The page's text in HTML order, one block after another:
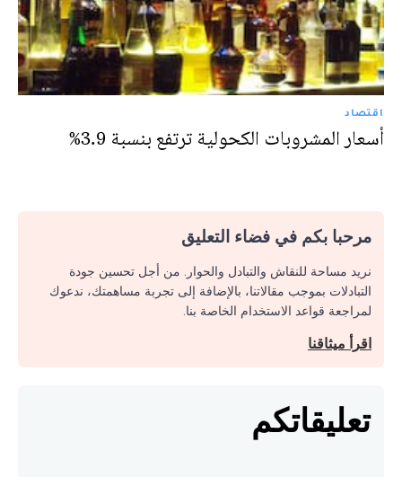
اقتصاد
أسعار المشروبات الكحولية ترتفع بنسبة 3.9%
مرحبا بكم في فضاء التعليق
نريد مساحة للنقاش والتبادل والحوار. من أجل تحسين جودة
التبادلات بموجب مقالاتنا، بالإضافة إلى تجربة مساهمتك، ندعوك
لمراجعة قواعد الاستخدام الخاصة بنا.
اقرأ ميثاقنا
تعليقاتكم